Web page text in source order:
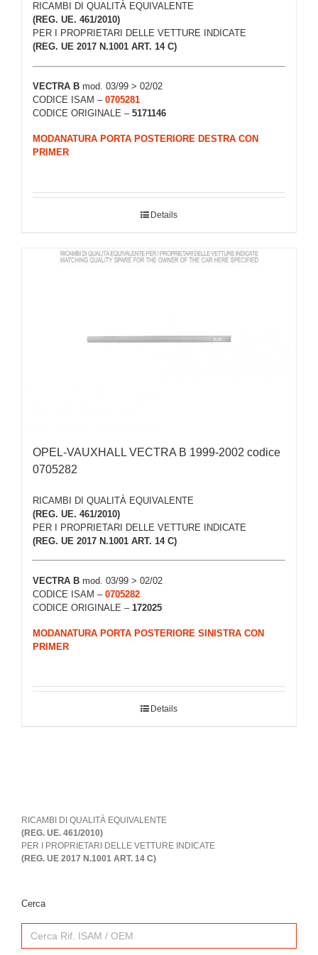
RICAMBI DI QUALITÀ EQUIVALENTE
(REG. UE. 461/2010)
PER I PROPRIETARI DELLE VETTURE INDICATE
(REG. UE 2017 N.1001 ART. 14 C)
VECTRA B mod. 03/99 > 02/02
CODICE ISAM – 0705281
CODICE ORIGINALE – 5171146
MODANATURA PORTA POSTERIORE DESTRA CON
PRIMER
Details
OPEL-VAUXHALL VECTRA B 1999-2002 codice
0705282
RICAMBI DI QUALITÀ EQUIVALENTE
(REG. UE. 461/2010)
PER I PROPRIETARI DELLE VETTURE INDICATE
(REG. UE 2017 N.1001 ART. 14 C)
VECTRA B mod. 03/99 > 02/02
CODICE ISAM – 0705282
CODICE ORIGINALE – 172025
MODANATURA PORTA POSTERIORE SINISTRA CON
PRIMER
Details
RICAMBI DI QUALITÀ EQUIVALENTE
(REG. UE. 461/2010)
PER I PROPRIETARI DELLE VETTURE INDICATE
(REG. UE 2017 N.1001 ART. 14 C)
Cerca
Search
for: